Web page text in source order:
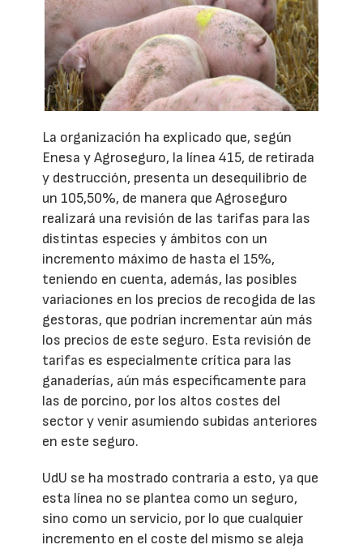
La organización ha explicado que, según
Enesa y Agroseguro, la línea 415, de retirada
y destrucción, presenta un desequilibrio de
un 105,50%, de manera que Agroseguro
realizará una revisión de las tarifas para las
distintas especies y ámbitos con un
incremento máximo de hasta el 15%,
teniendo en cuenta, además, las posibles
variaciones en los precios de recogida de las
gestoras, que podrían incrementar aún más
los precios de este seguro. Esta revisión de
tarifas es especialmente crítica para las
ganaderías, aún más específicamente para
las de porcino, por los altos costes del
sector y venir asumiendo subidas anteriores
en este seguro.
UdU se ha mostrado contraria a esto, ya que
esta línea no se plantea como un seguro,
sino como un servicio, por lo que cualquier
incremento en el coste del mismo se aleja